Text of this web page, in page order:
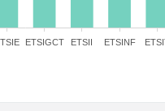
ETSIGCT ETSII ETSINF